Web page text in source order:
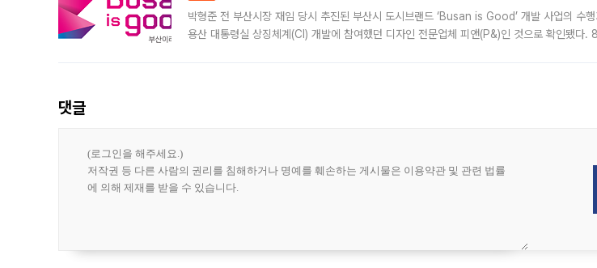
박형준 전 부산시장 재임 당시 추진된 부산시 도시브랜드 ‘Busan is Good’ 개발 사업의 수
용산 대통령실 상징체계(CI) 개발에 참여했던 디자인 전문업체 피앤(P&)인 것으로 확인됐다.
댓글